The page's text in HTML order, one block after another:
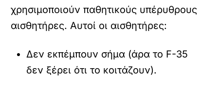
χρησιμοποιούν παθητικούς υπέρυθρους
αισθητήρες. Αυτοί οι αισθητήρες:
Δεν εκπέμπουν σήμα (άρα το F-35
δεν ξέρει ότι το κοιτάζουν).